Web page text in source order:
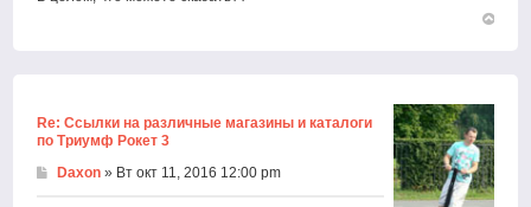
Re: Ссылки на различные магазины и каталоги
по Триумф Рокет 3
Daxon » Вт окт 11, 2016 12:00 pm